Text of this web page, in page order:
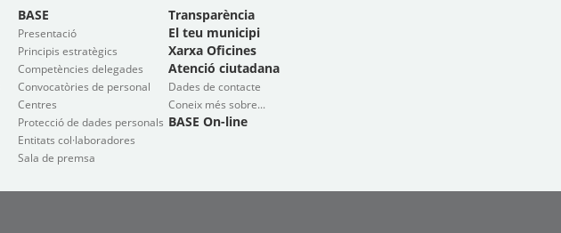
BASE
Presentació
Principis estratègics
Competències delegades
Convocatòries de personal
Centres
Protecció de dades personals
Entitats col·laboradores
Sala de premsa
Transparència
El teu municipi
Xarxa Oficines
Atenció ciutadana
Dades de contacte
Coneix més sobre...
BASE On-line